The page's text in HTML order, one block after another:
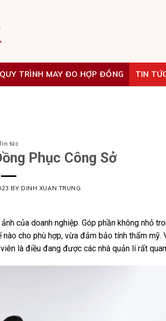
QUY TRÌNH MAY ĐO HỢP ĐỒNG TIN
tức
Phục Công Sở
BY DINH XUAN TRUNG
của doanh nghiệp. Góp phần không nhỏ
cho phù hợp, vừa đảm bảo tính thẩm mỹ.
là điều đang được các nhà quản lí rất